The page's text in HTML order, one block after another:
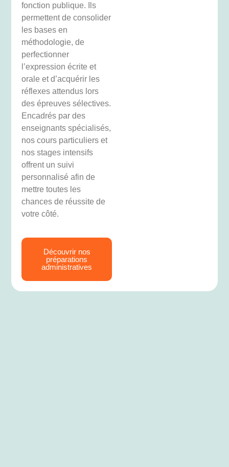
fonction publique. Ils
permettent de consolider
les bases en
méthodologie, de
perfectionner
l’expression écrite et
orale et d’acquérir les
réflexes attendus lors
des épreuves sélectives.
Encadrés par des
enseignants spécialisés,
nos cours particuliers et
nos stages intensifs
offrent un suivi
personnalisé afin de
mettre toutes les
chances de réussite de
votre côté.
Découvrir nos
préparations
administratives